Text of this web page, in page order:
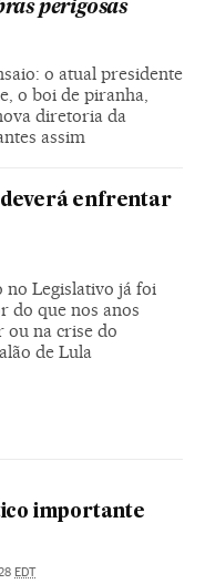
perigosas
o atual presidente
o boi de piranha,
diretoria da
assim
deverá enfrentar
no Legislativo já foi
do que nos anos
ou na crise do
de Lula
importante
EDT